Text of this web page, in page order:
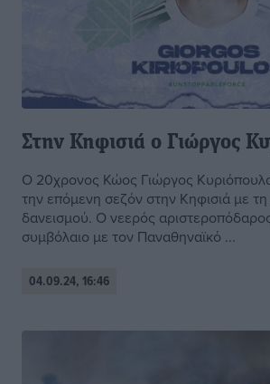
Στην Κηφισιά ο Γιώργος
O 20χρονος Κώος Γιώργος
την επόμενη σεζόν στην Κηφισιά με
δανεισμού. Ο νεερός
συμβόλαιο με τον Παναθηναϊκό ...
04.09.24, 16:46